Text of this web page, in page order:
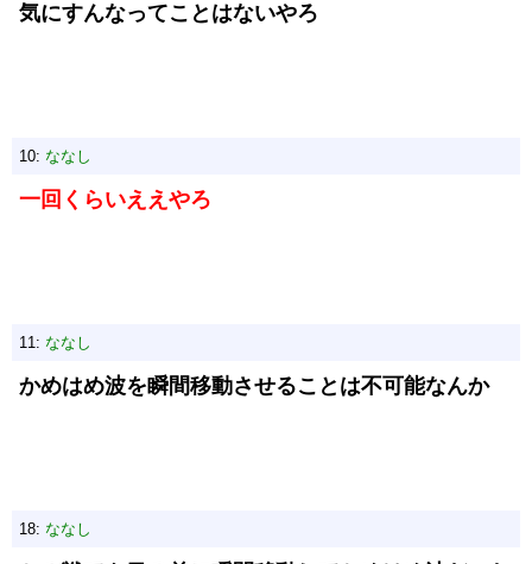
気にすんなってことはないやろ
10: ななし
一回くらいええやろ
11: ななし
かめはめ波を瞬間移動させることは不可能なんか
18: ななし